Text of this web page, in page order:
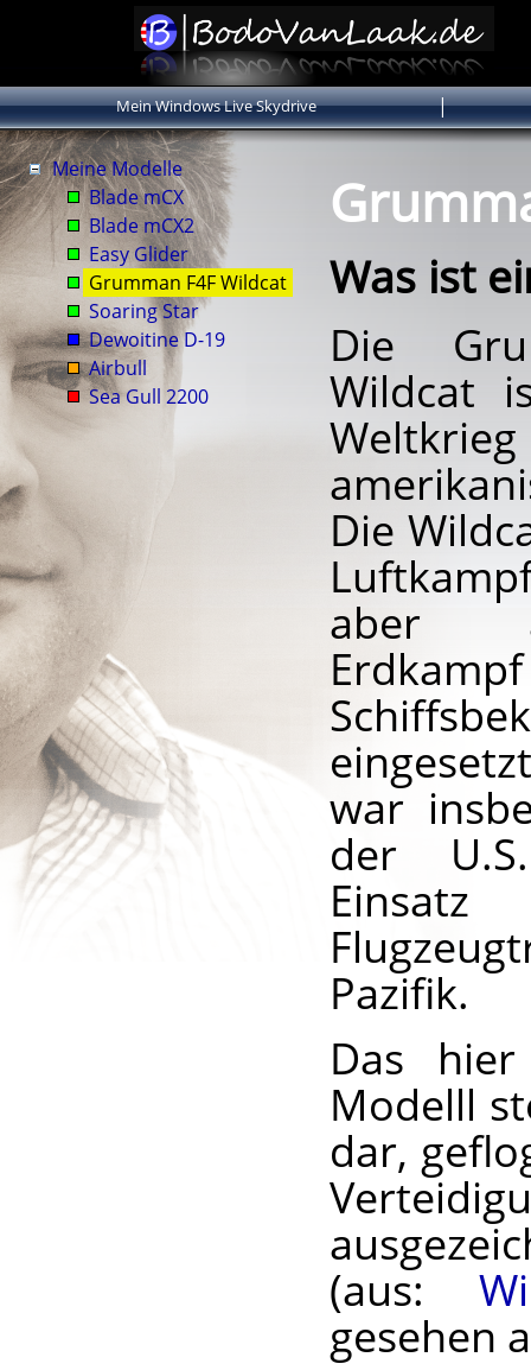
Meine Modelle
Blade mCX
Blade mCX2
Easy Glider
Grumman F4F Wildcat
Soaring Star
Dewoitine D-19
Airbull
Sea Gull 2200
Was ist
Die
Wildcat
Die
aber
war
der
Pazifik.
Das hier
Modelll
dar,
(aus:
gesehen
Mein Windows Live Skydrive |